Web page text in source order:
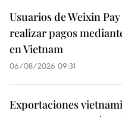
Usuarios de Weixin
realizar pagos
en Vietnam
06/08/2026 09:31
Exportaciones